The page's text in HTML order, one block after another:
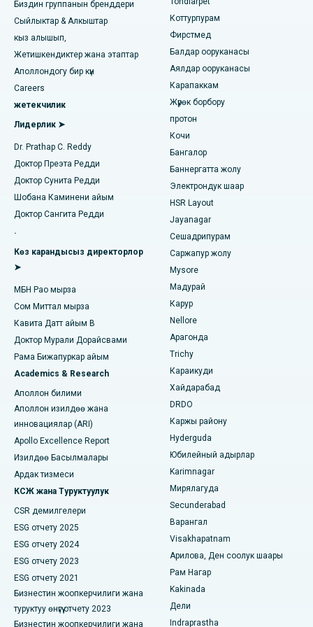
Дерматологду табыңыз
Урологду табыңыз
Диабетологду табыңыз
Гинекологду табыңыз
Жалпы дарыгерди табыңыз
Психологду табуу
Жалпы хирургду табыңыз
Ченнайдагы миңдеген жарыктардагы эң мыкты жүрөк
борбору
Хайдарабаддагы Джубили Хиллздеги эң мыкты оорукана
Тондиарпеттеги, Ченнайдагы эң мыкты оорукана
Коттурпурамдагы (Ченнай) эң мыкты оорукана
Ковай жолундагы мыкты оорукана, Карур
Карапаккамдагы, Ченнайдагы эң мыкты оорукана
Ариловадагы, Визагдагы эң мыкты оорукана
Лакхнаудагы Канпур Роуддагы эң мыкты оорукана
Нойдадагы 26-сектордогу эң мыкты оорукана
Ахмедабаддагы Гандинагардагы эң мыкты оорукана
Арагонда, Андхра-Прадештеги эң мыкты оорукана
Бангалордогу Баннергхатта жолундагы эң мыкты оорукана
Бхубанешвардагы 15-бөлүмдөгү эң мыкты оорукана
Ахмедабаддагы Эллисбридждеги эң мыкты оорукана
Нью-Делидеги эң мыкты оорукана
DRDOдогу эң мыкты оорукана, Хайдарабад
Гувахати штатындагы GS Road шаарындагы эң мыкты
оорукана
Хайдарабаддагы Хайдарабаддагы эң мыкты оорукана
Вижай Нагардагы (Индор) эң мыкты оорукана
Сурьяраопета негизги жолундагы, Какинададагы эң мыкты
арыктоо
Коронардык ангиограмма
Транскатетердик аорта клапанын алмаштыруу
MitraClip клапанды оңдоо
Минималдуу инвазивдик кардиохирургия
Катетердин абляциясы
ACL калыбына келтирүү хирургиясы
Артка далысын алмаштыруу
эндометрия азаюусуна
Жатын артериясынын эмболизациясы
Жумуртка безинин цистэктомиясы
Brachytherapy
берээри
Полипэктомия
Мээни терең стимуляциялоо
Перитонеалдык диализ
Паратиреодэктомия
Циторедуктивдүү хирургия
Керамикалык жалпы тизе алмаштыруу
ERCP
Биздин группанын бренддери
Сыйлыктар & Алкыштар
кыз алышып,
Жетишкендиктер жана этаптар
Аполлондогу бир күн
Careers
жетекчилик
Лидерлик ➤
Dr. Prathap C. Reddy
Доктор Преэта Редди
Доктор Сунита Редди
Шобана Каминени айым
Доктор Сангита Редди
.
Көз карандысыз директорлор
➤
МБН Рао мырза
Сом Миттал мырза
Кавита Датт айым В
Доктор Мурали Дорайсвами
Рама Бижапуркар айым
Academics & Research
Аполлон билими
Аполлон изилдөө жана
инновациялар (ARI)
Apollo Excellence Report
Изилдөө Басылмалары
Ардак тизмеси
КСЖ жана Туруктуулук
CSR демилгелери
ESG отчету 2025
ESG отчету 2024
ESG отчету 2023
ESG отчету 2021
Бизнестин жоопкерчилиги жана
туруктуу өнүгүү отчету 2023
Бизнестин жоопкерчилиги жана
Коттурпурам
Фирстмед
Балдар ооруканасы
Аялдар ооруканасы
Карапаккам
Жүрөк борбору
протон
Кочи
Бангалор
Баннергатта жолу
Электрондук шаар
HSR Layout
Jayanagar
Сешадрипурам
Саржапур жолу
Mysore
Мадурай
Карур
Nellore
Арагонда
Trichy
Караикуди
Хайдарабад
DRDO
Каржы району
Hyderguda
Юбилейный адырлар
Karimnagar
Мирялагуда
Secunderabad
Варангал
Visakhapatnam
Арилова, Ден соолук шаары
Рам Нагар
Kakinada
Дели
Indraprastha